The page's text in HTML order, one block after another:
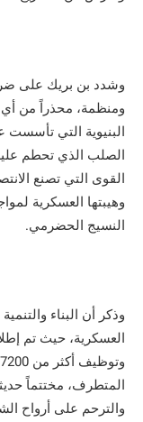
وشدد بن بريك على
ومنظمة، محذراً من أي
البنيوية التي تأسست
الصلب الذي تحطم عليه
القوى التي تصنع
وهيبتها العسكرية
النسيج الحضرمي.
وذكر أن البناء
العسكرية، حيث تم
المتطرف، مختتماً
والترحم على أرواح